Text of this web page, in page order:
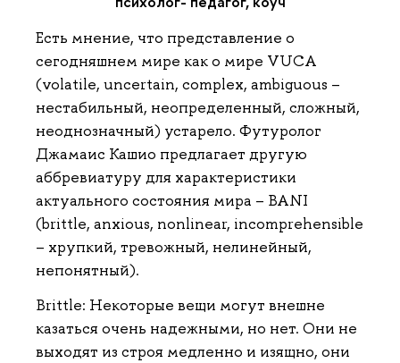
Есть мнение, что представление о
сегодняшнем мире как о мире VUCA
(volatile, uncertain, complex, ambiguous –
нестабильный, неопределенный, сложный,
неоднозначный) устарело. Футуролог
Джамаис Кашио предлагает другую
аббревиатуру для характеристики
актуального состояния мира – BANI
(brittle, аnxious, nonlinear, incomprehensible
– хрупкий, тревожный, нелинейный,
непонятный).
Brittle: Некоторые вещи могут внешне
казаться очень надежными, но нет. Они не
выходят из строя медленно и изящно, они